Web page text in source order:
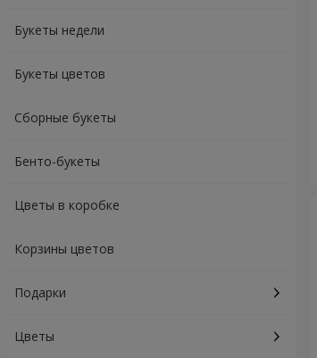
Букеты недели
Букеты цветов
Сборные букеты
Бенто-букеты
Цветы в коробке
Корзины цветов
Подарки
Цветы